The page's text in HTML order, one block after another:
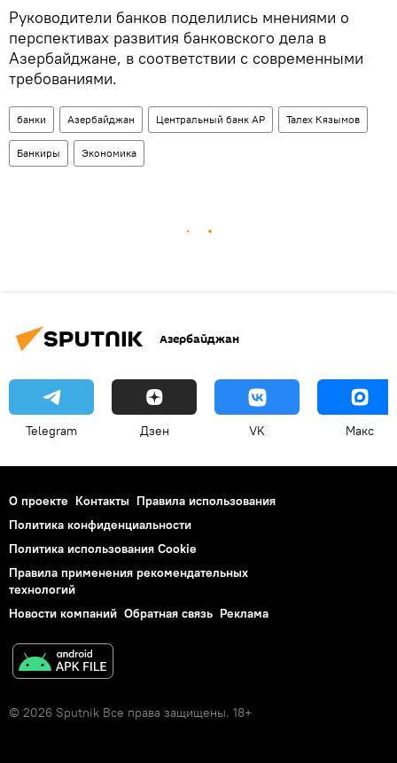
Руководители банков поделились мнениями о
перспективах развития банковского дела в
Азербайджане, в соответствии с современными
требованиями.
банки Азербайджан Центральный банк АР Талех Кязымов
Банкиры Экономика
Азербайджан
Telegram Дзен VK Макс
О проекте Контакты Правила использования
Политика конфиденциальности
Политика использования Cookie
Правила применения рекомендательных
технологий
Новости компаний Обратная связь Реклама
© 2026 Sputnik Все права защищены. 18+